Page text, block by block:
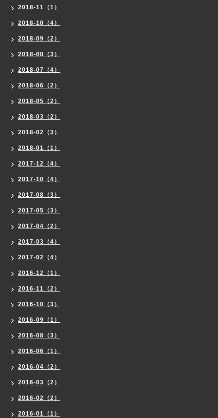
2018-11（1）
2018-10（4）
2018-09（2）
2018-08（3）
2018-07（4）
2018-06（2）
2018-05（2）
2018-03（2）
2018-02（3）
2018-01（1）
2017-12（4）
2017-10（4）
2017-08（3）
2017-05（3）
2017-04（2）
2017-03（4）
2017-02（4）
2016-12（1）
2016-11（2）
2016-10（3）
2016-09（1）
2016-08（3）
2016-06（1）
2016-04（2）
2016-03（2）
2016-02（2）
2016-01（1）